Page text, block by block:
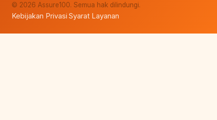
© 2026 Assure100. Semua hak dilindungi.
Kebijakan Privasi·Syarat Layanan